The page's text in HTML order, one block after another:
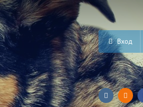
Вход